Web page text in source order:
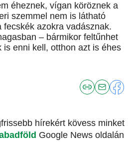
éheznek, vígan köröznek a
szemmel nem is látható
fecskék azokra vadásznak.
– bármikor feltűnhet
is enni kell, otthon azt is éhes
hírekért kövess minket
Google News oldalán